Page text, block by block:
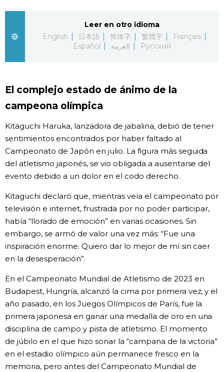
Avisos
Leer en otro idioma
English
日本語 简体字 繁體字
Français
Español
العربية Русский
El complejo estado de ánimo de la
campeona olímpica
Kitaguchi Haruka, lanzadora de jabalina, debió de tener
sentimientos encontrados por haber faltado al
Campeonato de Japón en julio. La figura más seguida
del atletismo japonés, se vio obligada a ausentarse del
evento debido a un dolor en el codo derecho.
Kitaguchi declaró que, mientras veía el campeonato por
televisión e internet, frustrada por no poder participar,
había “llorado de emoción” en varias ocasiones. Sin
embargo, se armó de valor una vez más: “Fue una
inspiración enorme. Quiero dar lo mejor de mí sin caer
en la desesperación”.
En el Campeonato Mundial de Atletismo de 2023 en
Budapest, Hungría, alcanzó la cima por primera vez, y el
año pasado, en los Juegos Olímpicos de París, fue la
primera japonesa en ganar una medalla de oro en una
disciplina de campo y pista de atletismo. El momento
de júbilo en el que hizo sonar la “campana de la victoria”
en el estadio olímpico aún permanece fresco en la
memoria, pero antes del Campeonato Mundial de